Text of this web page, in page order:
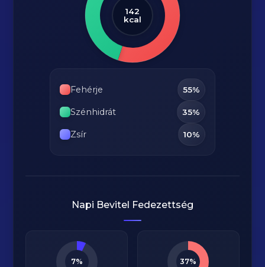
142
kcal
Fehérje 55%
Szénhidrát 35%
Zsír 10%
Napi Bevitel Fedezettség
7% 37%